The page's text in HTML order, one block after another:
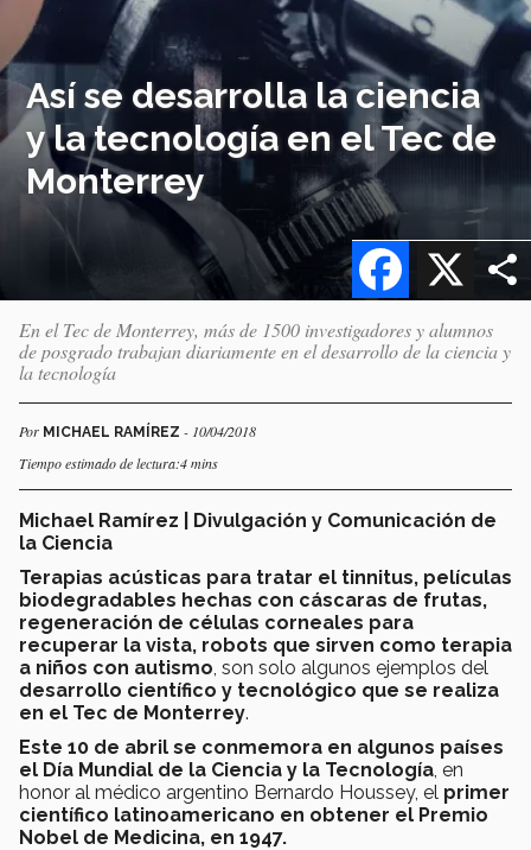
Así se desarrolla la ciencia
y la tecnología en el Tec de
Monterrey
X
Facebook
En el Tec de Monterrey, más de 1500 investigadores y alumnos
de posgrado trabajan diariamente en el desarrollo de la ciencia y
la tecnología
Por MICHAEL RAMÍREZ - 10/04/2018
Tiempo estimado de lectura:4 mins
Michael Ramírez | Divulgación y Comunicación de
la Ciencia
Terapias acústicas para tratar el tinnitus, películas
biodegradables hechas con cáscaras de frutas,
regeneración de células corneales para
recuperar la vista, robots que sirven como terapia
a niños con autismo , son solo algunos ejemplos del
desarrollo científico y tecnológico que se realiza
en el Tec de Monterrey.
Este 10 de abril se conmemora en algunos países
el Día Mundial de la Ciencia y la Tecnología , en
honor al médico argentino Bernardo Houssey, el primer
científico latinoamericano en obtener el Premio
Nobel de Medicina, en 1947.